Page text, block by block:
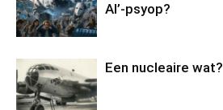
AI’-psyop?
Een nucleaire wat?